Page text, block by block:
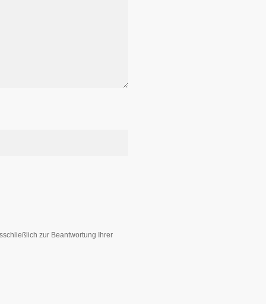
zur Beantwortung Ihrer